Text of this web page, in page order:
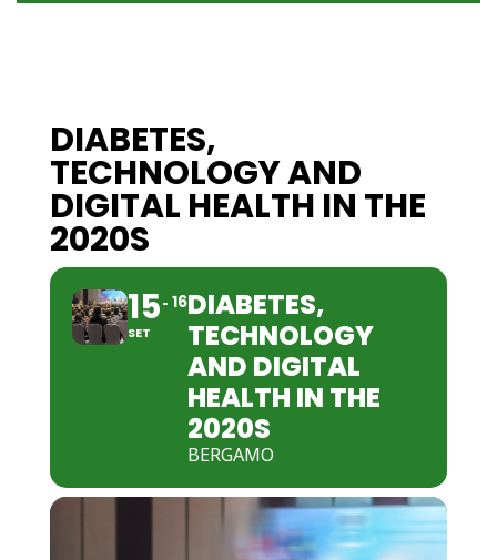
DIABETES,
TECHNOLOGY AND
DIGITAL HEALTH IN THE
2020S
15
SET
16DIABETES,
TECHNOLOGY
AND DIGITAL
HEALTH IN THE
2020S
BERGAMO